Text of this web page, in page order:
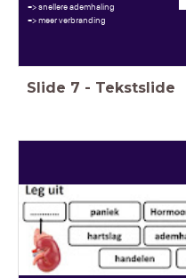
=> snellere ademhaling
=> meer verbranding
Slide 7 - Tekstslide